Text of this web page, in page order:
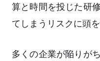
算と時間を投じた研
てしまうリスクに頭
多くの企業が陥りが